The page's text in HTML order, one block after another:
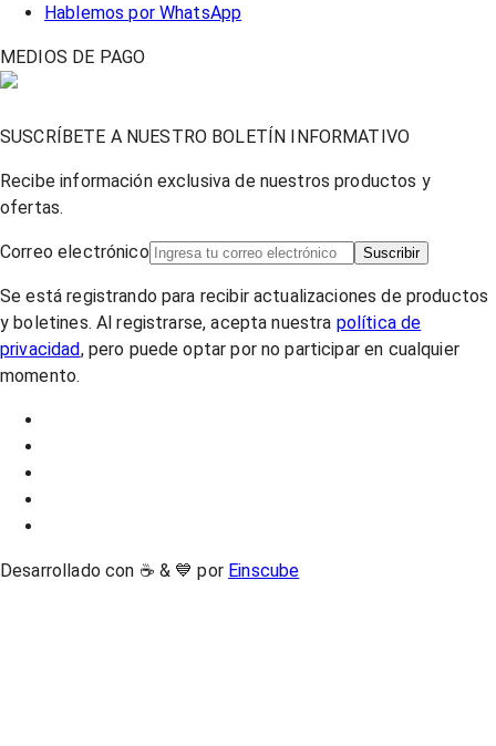
Hablemos por WhatsApp
MEDIOS DE PAGO
SUSCRÍBETE A NUESTRO BOLETÍN INFORMATIVO
Recibe información exclusiva de nuestros productos y
ofertas.
Correo electrónico Suscribir
Se está registrando para recibir actualizaciones de productos
y boletines. Al registrarse, acepta nuestra política de
privacidad, pero puede optar por no participar en cualquier
momento.
Desarrollado con ☕ & 💙 por Einscube